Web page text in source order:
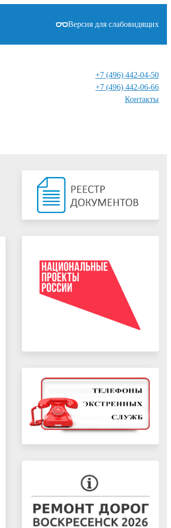
Версия для слабовидящих
+7 (496) 442-04-50
+7 (496) 442-06-66
Контакты⁠